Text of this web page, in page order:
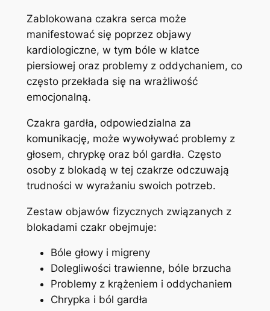
Zablokowana czakra serca może
manifestować się poprzez objawy
kardiologiczne, w tym bóle w klatce
piersiowej oraz problemy z oddychaniem, co
często przekłada się na wrażliwość
emocjonalną.
Czakra gardła, odpowiedzialna za
komunikację, może wywoływać problemy z
głosem, chrypkę oraz ból gardła. Często
osoby z blokadą w tej czakrze odczuwają
trudności w wyrażaniu swoich potrzeb.
Zestaw objawów fizycznych związanych z
blokadami czakr obejmuje:
Bóle głowy i migreny
Dolegliwości trawienne, bóle brzucha
Problemy z krążeniem i oddychaniem
Chrypka i ból gardła